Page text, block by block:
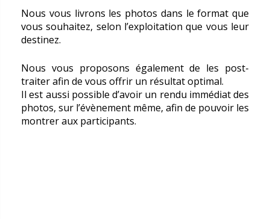
Nous vous livrons les photos dans le format que
vous souhaitez, selon l’exploitation que vous leur
destinez.
Nous vous proposons également de les post-
traiter afin de vous offrir un résultat optimal.
Il est aussi possible d’avoir un rendu immédiat des
photos, sur l’évènement même, afin de pouvoir les
montrer aux participants.